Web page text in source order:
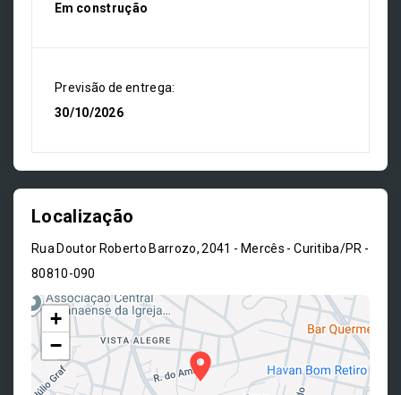
Em construção
Previsão de entrega:
30/10/2026
Localização
Rua Doutor Roberto Barrozo, 2041 - Mercês - Curitiba/PR -
80810-090
+
−